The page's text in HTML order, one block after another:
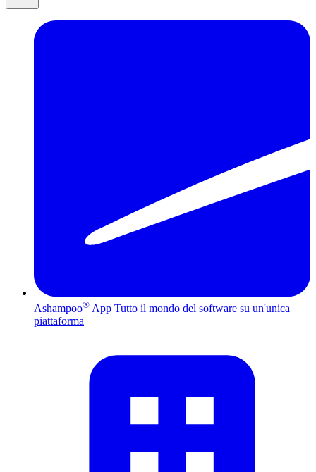
Ashampoo® App Tutto il mondo del software su un'unica
piattaforma